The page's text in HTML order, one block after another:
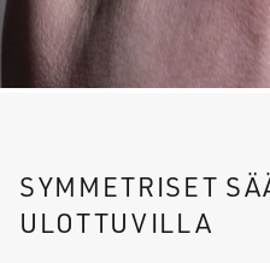
SYMMETRISET
ULOTTUVILLA